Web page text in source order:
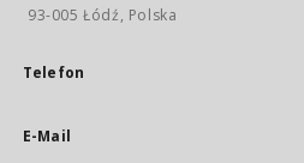
93-005 Łódź, Polska
Telefon
E-Mail